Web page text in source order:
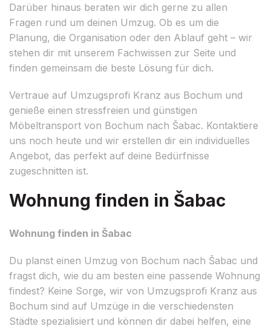
Darüber hinaus beraten wir dich gerne zu allen
Fragen rund um deinen Umzug. Ob es um die
Planung, die Organisation oder den Ablauf geht – wir
stehen dir mit unserem Fachwissen zur Seite und
finden gemeinsam die beste Lösung für dich.
Vertraue auf Umzugsprofi Kranz aus Bochum und
genieße einen stressfreien und günstigen
Möbeltransport von Bochum nach Šabac. Kontaktiere
uns noch heute und wir erstellen dir ein individuelles
Angebot, das perfekt auf deine Bedürfnisse
zugeschnitten ist.
Wohnung finden in Šabac
Wohnung finden in Šabac
Du planst einen Umzug von Bochum nach Šabac und
fragst dich, wie du am besten eine passende Wohnung
findest? Keine Sorge, wir von Umzugsprofi Kranz aus
Bochum sind auf Umzüge in die verschiedensten
Städte spezialisiert und können dir dabei helfen, eine